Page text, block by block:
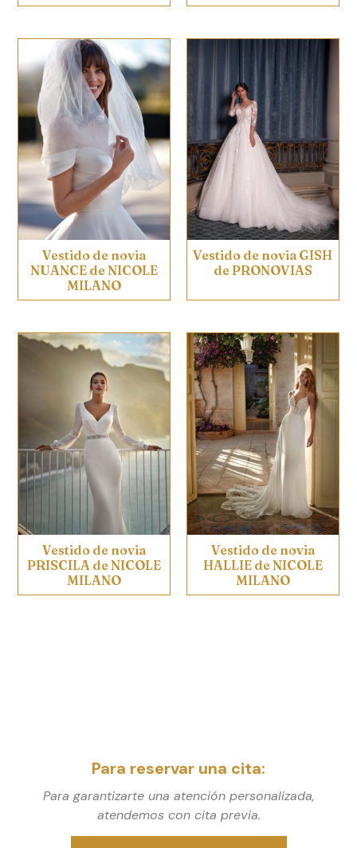
Vestido de novia
NUANCE de NICOLE
MILANO
Vestido de novia GISH
de PRONOVIAS
Vestido de novia
PRISCILA de NICOLE
MILANO
Vestido de novia
HALLIE de NICOLE
MILANO
Para reservar una cita:
Para garantizarte una atención personalizada,
atendemos con cita previa.